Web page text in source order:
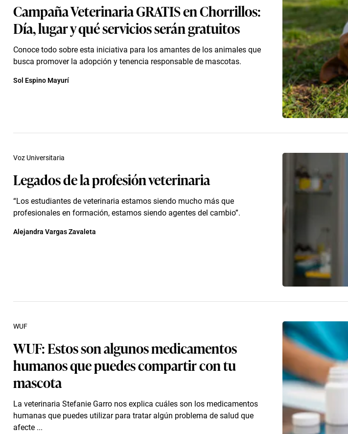
Campaña Veterinaria GRATIS en Chorrillos:
Día, lugar y qué servicios serán gratuitos
Conoce todo sobre esta iniciativa para los amantes de los animales que
busca promover la adopción y tenencia responsable de mascotas.
Sol Espino Mayurí
Legados de la profesión veterinaria
“Los estudiantes de veterinaria estamos siendo mucho más que
profesionales en formación, estamos siendo agentes del cambio”.
Voz Universitaria
Alejandra Vargas Zavaleta
WUF: Estos son algunos medicamentos
humanos que puedes compartir con tu
mascota
La veterinaria Stefanie Garro nos explica cuáles son los medicamentos
humanas que puedes utilizar para tratar algún problema de salud que
afecte ...
WUF